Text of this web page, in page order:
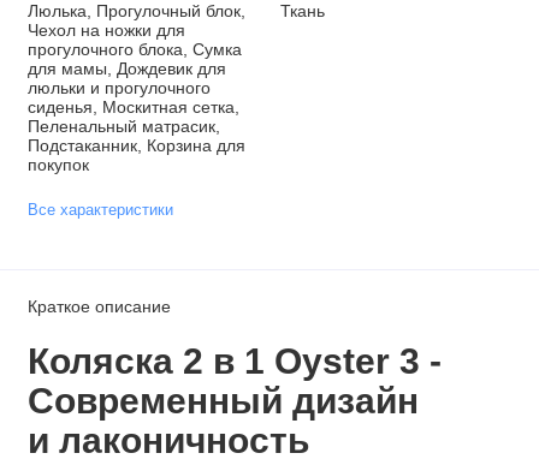
Люлька, Прогулочный блок,
Чехол на ножки для
прогулочного блока, Сумка
для мамы, Дождевик для
люльки и прогулочного
сиденья, Москитная сетка,
Пеленальный матрасик,
Подстаканник, Корзина для
покупок
Ткань
Все характеристики
Краткое описание
Коляска 2 в 1 Oyster 3 -
Современный дизайн
и лаконичность